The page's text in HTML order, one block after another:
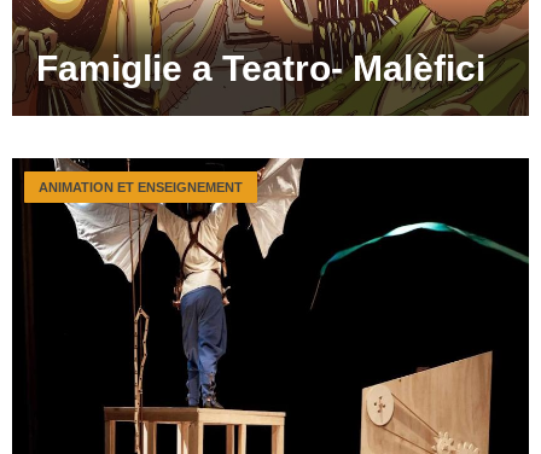
Famiglie a Teatro- Malèfici
ANIMATION ET ENSEIGNEMENT